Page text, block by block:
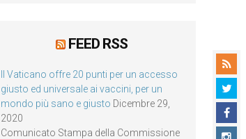
FEED RSS
Il Vaticano offre 20 punti per un accesso
giusto ed universale ai vaccini, per un
mondo più sano e giusto Dicembre 29,
2020
Comunicato Stampa della Commissione